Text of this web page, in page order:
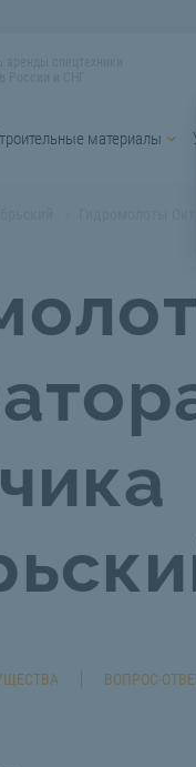
материалы
Гидромолоты
ВОПРОС-